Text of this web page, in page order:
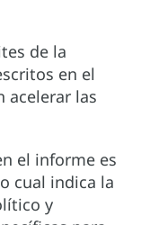
de la
en el
acelerar las
el informe es
cual indica la
y